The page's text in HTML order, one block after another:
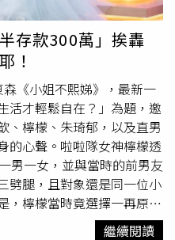
這番真性情爆料，讓一旁的
太誇張了，我根本沒有這
然小S一直擔心女兒會緊
焦慮到不行。
存款300萬」挨轟
！
森《小姐不熙娣》，最新一
活才輕鬆自在？」為題，邀
、檸檬、朱琦郁，以及直男
的心聲。啦啦隊女神檸檬透
男一女，並與當時的前男友
劈腿，且對象還是同一位小
，檸檬當時竟選擇一再原
竟然可以原諒男生一直劈
繼續閱讀